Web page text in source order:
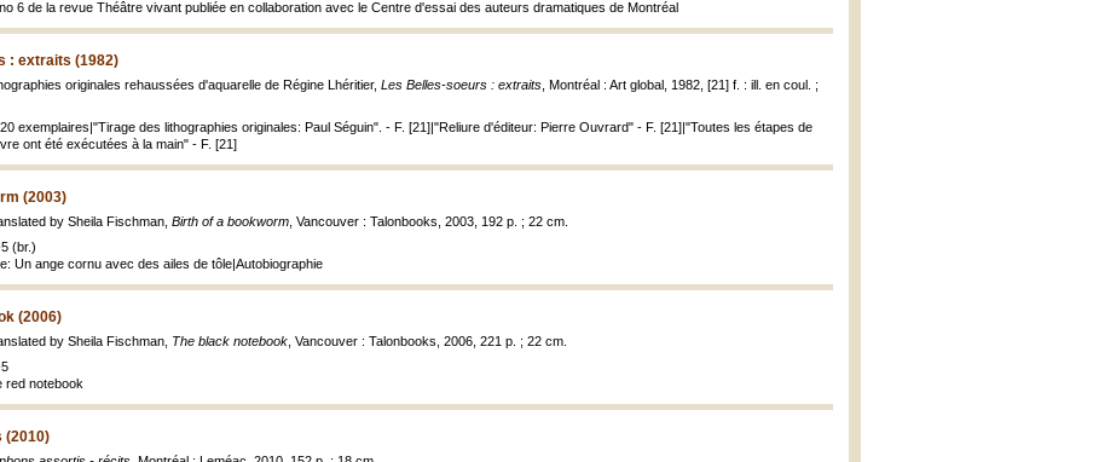
6 de la revue Théâtre vivant publiée en collaboration avec le Centre d'essai des auteurs dramatiques de Montréal
: extraits (1982)
originales rehaussées d'aquarelle de Régine Lhéritier, Les Belles-soeurs : extraits , Montréal : Art global, 1982, [21] f. : ill. en coul. ;
exemplaires|"Tirage des lithographies originales: Paul Séguin". - F. [21]|"Reliure d'éditeur: Pierre Ouvrard" - F. [21]|"Toutes les étapes de
ont été exécutées à la main" - F. [21]
(2003)
by Sheila Fischman, Birth of a bookworm , Vancouver : Talonbooks, 2003, 192 p. ; 22 cm.
(br.)
Un ange cornu avec des ailes de tôle|Autobiographie
(2006)
by Sheila Fischman, The black notebook , Vancouver : Talonbooks, 2006, 221 p. ; 22 cm.
red notebook
(2010)